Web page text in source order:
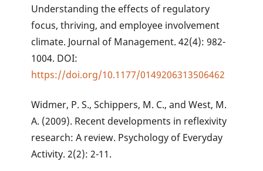
Understanding the effects of regulatory
focus, thriving, and employee involvement
climate. Journal of Management. 42(4): 982-
1004. DOI:
https://doi.org/10.1177/0149206313506462
Widmer, P. S., Schippers, M. C., and West, M.
A. (2009). Recent developments in reflexivity
research: A review. Psychology of Everyday
Activity. 2(2): 2-11.